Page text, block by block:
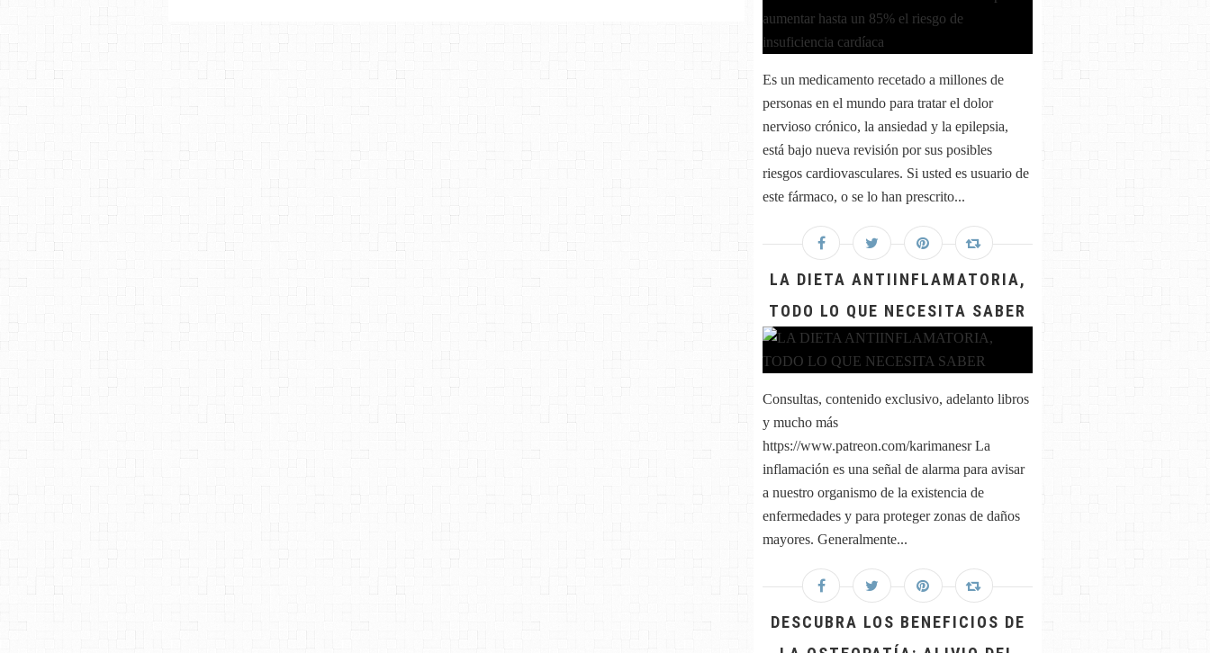
Es un medicamento recetado a millones de
personas en el mundo para tratar el dolor
nervioso crónico, la ansiedad y la epilepsia,
está bajo nueva revisión por sus posibles
riesgos cardiovasculares. Si usted es usuario de
este fármaco, o se lo han prescrito...
LA DIETA ANTIINFLAMATORIA,
TODO LO QUE NECESITA SABER
Consultas, contenido exclusivo, adelanto libros
y mucho más
https://www.patreon.com/karimanesr La
inflamación es una señal de alarma para avisar
a nuestro organismo de la existencia de
enfermedades y para proteger zonas de daños
mayores. Generalmente...
DESCUBRA LOS BENEFICIOS DE